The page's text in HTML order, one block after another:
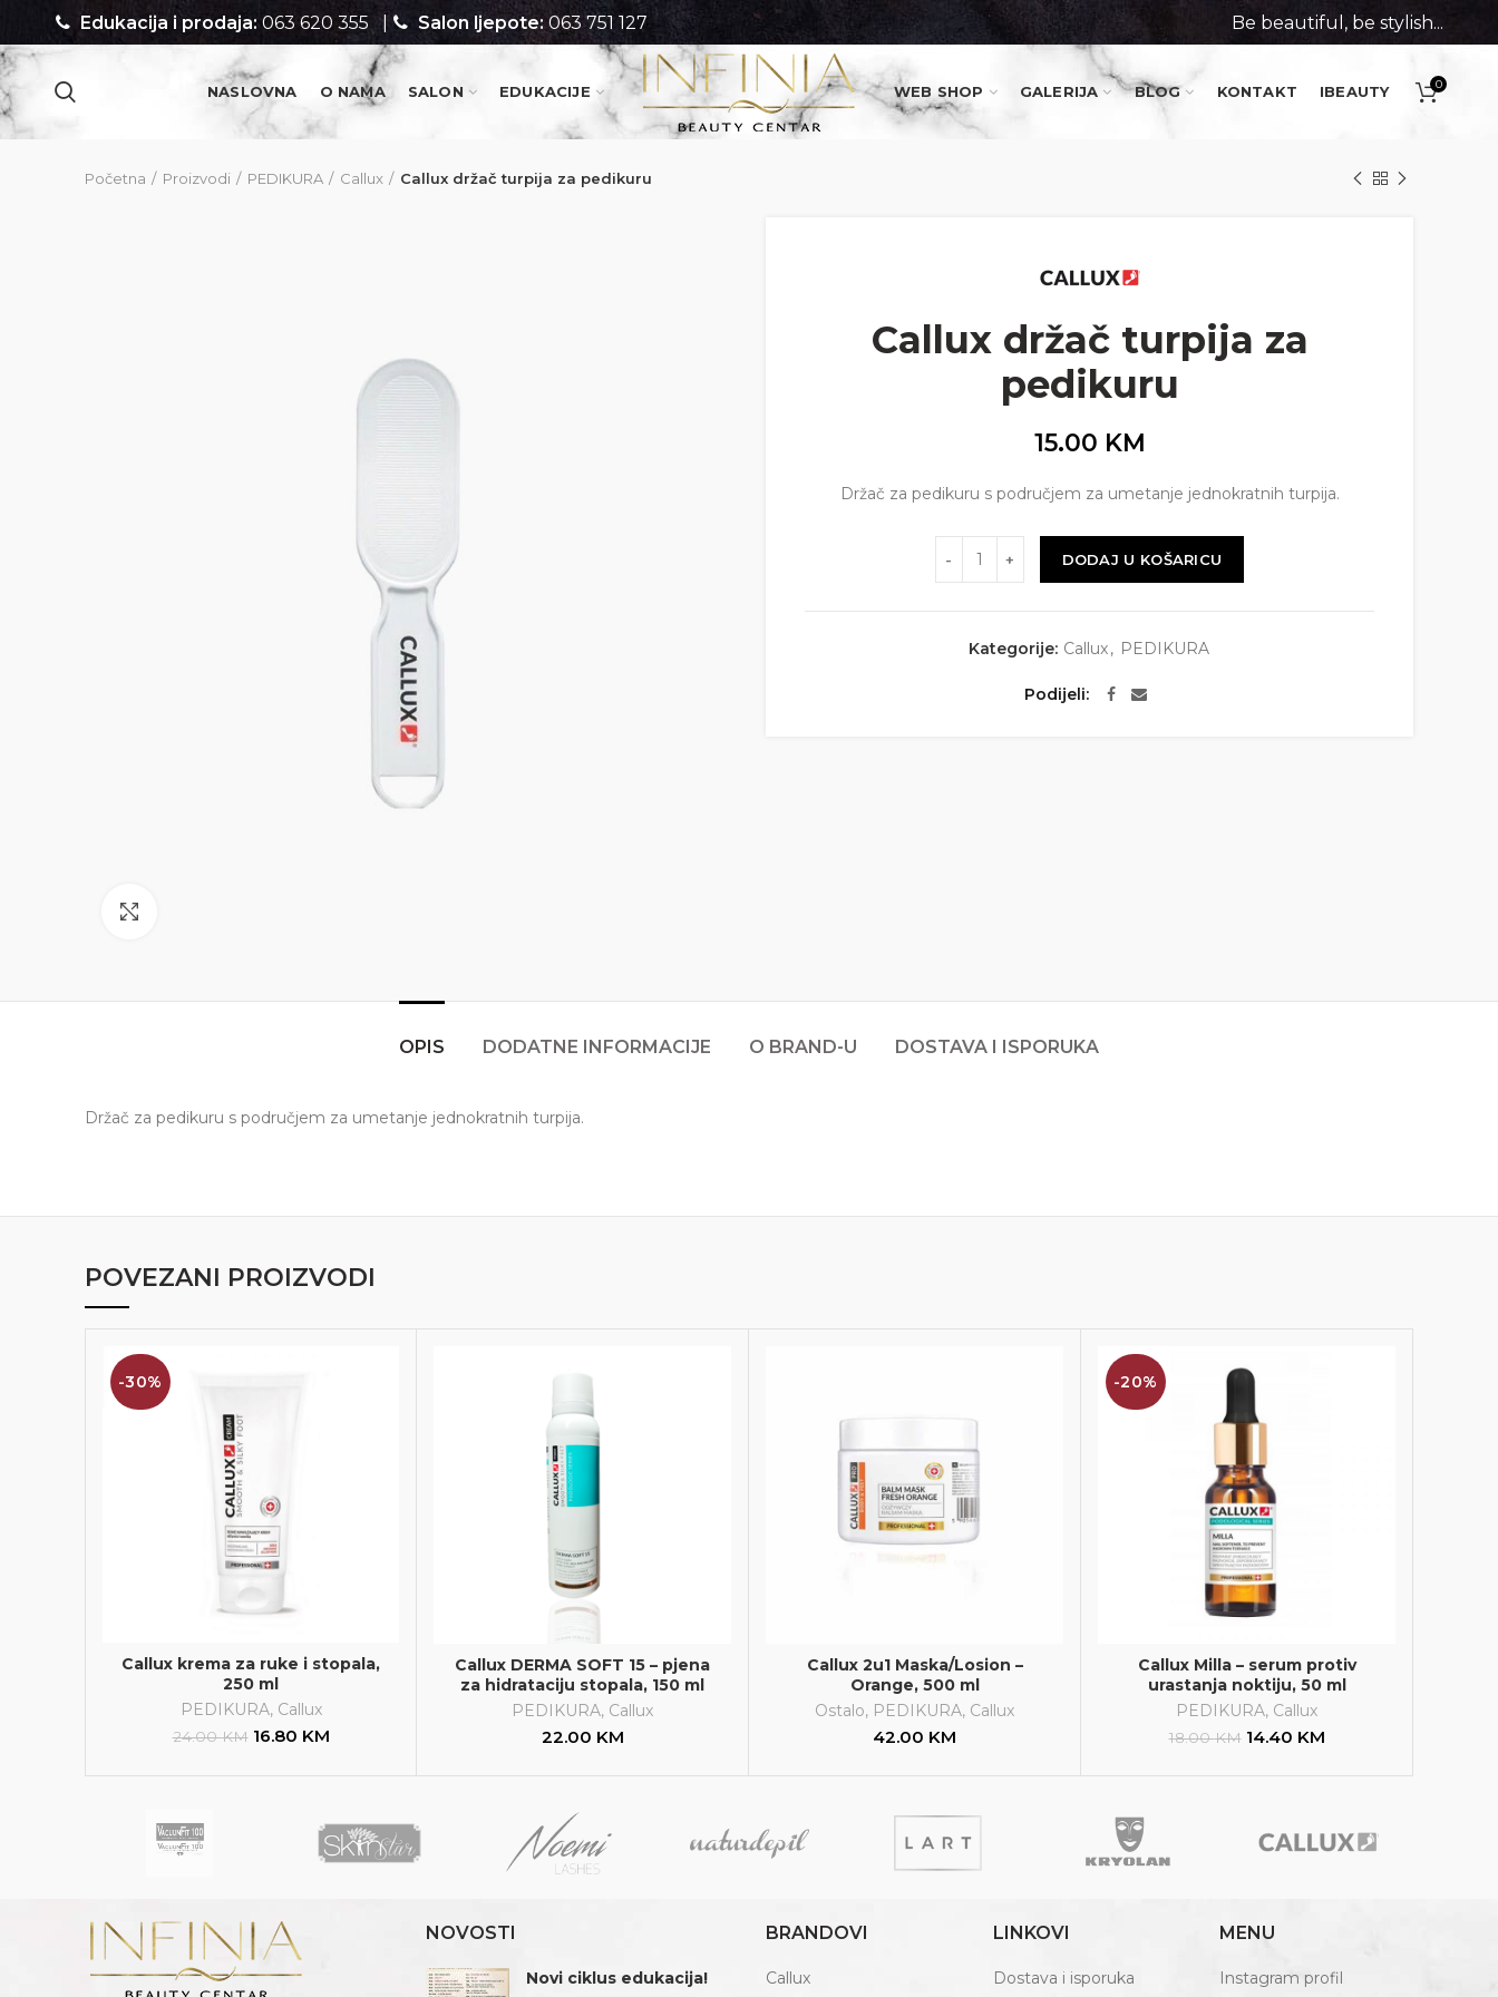
Edukacija i prodaja: 063 620 355 | Salon ljepote: 063 751 127 Be beautiful, be stylish...
NASLOVNA O NAMA SALON EDUKACIJE WEB SHOP GALERIJA BLOG KONTAKT IBEAUTY 0
Početna Proizvodi PEDIKURA Callux Callux držač turpija za pedikuru
Callux držač turpija za
pedikuru
15.00 KM
Držač za pedikuru s područjem za umetanje jednokratnih turpija.
DODAJ U KOŠARICU
Kategorije: Callux, PEDIKURA
Podijeli
OPIS DODATNE INFORMACIJE O BRAND-U DOSTAVA I ISPORUKA
Držač za pedikuru s područjem za umetanje jednokratnih turpija.
POVEZANI PROIZVODI
-30%
Callux krema za ruke i stopala,
250 ml
PEDIKURA, Callux
24.00KM 16.80 KM
Callux DERMA SOFT 15 – pjena
za hidrataciju stopala, 150 ml
PEDIKURA, Callux
22.00 KM
Callux 2u1 Maska/Losion –
Orange, 500 ml
Ostalo, PEDIKURA, Callux
42.00 KM
-20%
Callux Milla – serum protiv
urastanja noktiju, 50 ml
PEDIKURA, Callux
18.00KM 14.40 KM
NOVOSTI
Novi ciklus edukacija!
BRANDOVI
Callux
LINKOVI
Dostava i isporuka
MENU
Instagram profil